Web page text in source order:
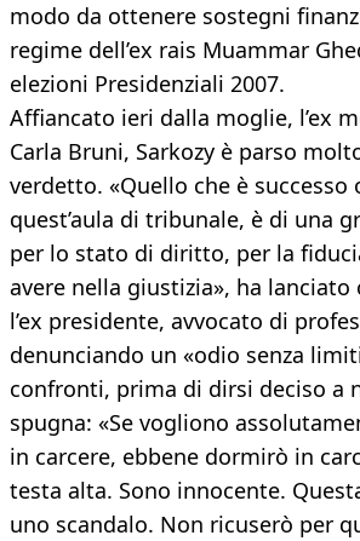
modo da ottenere sostegni
regime dell’ex rais Muammar
elezioni Presidenziali 2007.
Affiancato ieri dalla moglie, l’ex
Carla Bruni, Sarkozy è parso
verdetto. «Quello che è successo
quest’aula di tribunale, è di una
per lo stato di diritto, per la
avere nella giustizia», ha lanciato
l’ex presidente, avvocato di
denunciando un «odio senza
confronti, prima di dirsi deciso a
spugna: «Se vogliono
in carcere, ebbene dormirò in
testa alta. Sono innocente.
uno scandalo. Non ricuserò per